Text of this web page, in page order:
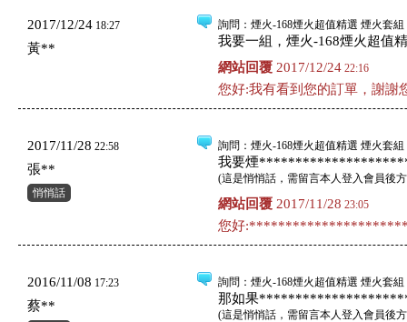
2017/12/24 18:27
黃**
詢問 ：煙火-168煙火超值精選 煙火套
我要一組，煙火-168煙火超值
網站回覆 2017/12/24 22:16
您好:我有看到您的訂單，謝謝
2017/11/28 22:58
張**
悄悄話
詢問 ：煙火-168煙火超值精選 煙火套
我要煙
(這是悄悄話，需留言本人登入會員後
網站回覆 2017/11/28 23:05
您好
2016/11/08 17:23
蔡**
詢問 ：煙火-168煙火超值精選 煙火套
那如果
(這是悄悄話，需留言本人登入會員後